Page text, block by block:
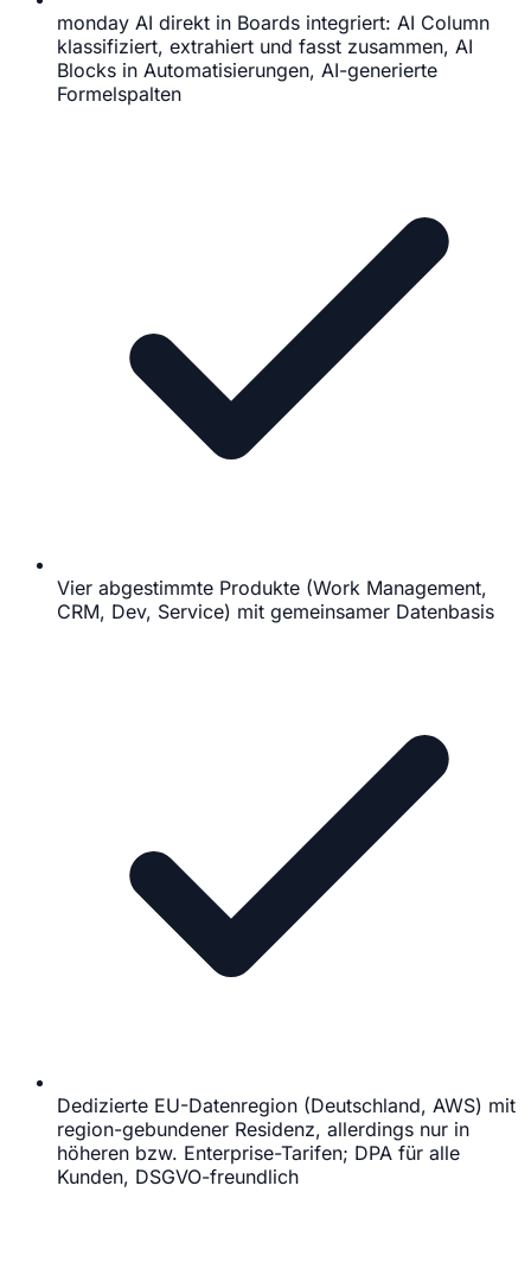
monday AI direkt in Boards integriert: AI Column
klassifiziert, extrahiert und fasst zusammen, AI
Blocks in Automatisierungen, AI-generierte
Formelspalten
Vier abgestimmte Produkte (Work Management,
CRM, Dev, Service) mit gemeinsamer Datenbasis
Dedizierte EU-Datenregion (Deutschland, AWS) mit
region-gebundener Residenz, allerdings nur in
höheren bzw. Enterprise-Tarifen; DPA für alle
Kunden, DSGVO-freundlich